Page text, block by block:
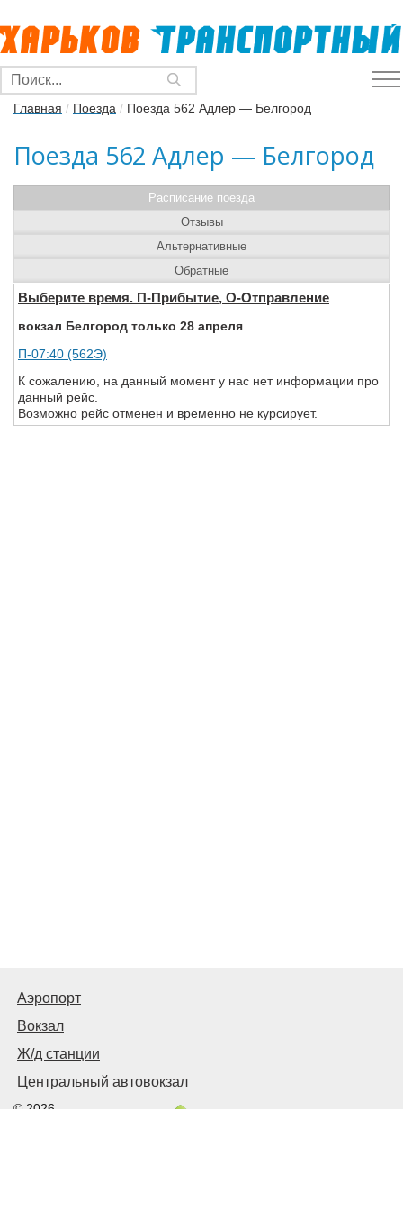
Главная / Поезда / Поезда 562 Адлер — Белгород
Поезда 562 Адлер — Белгород
Расписание поезда
Выберите время. П-Прибытие, О-Отправление
вокзал Белгород только 28 апреля
П-07:40 (562Э)
К сожалению, на данный момент у нас нет информации про
данный рейс.
Возможно рейс отменен и временно не курсирует.
Отзывы
Альтернативные
Обратные
Аэропорт
Вокзал
Ж/д станции
Центральный автовокзал
© 2026